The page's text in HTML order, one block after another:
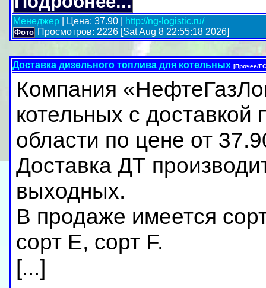
Менеджер | Цена: 37.90 | http://ng-logistic.ru/
Фото Просмотров: 2226 [Sat Aug 8 22:55:18 2026]
Доставка дизельного топлива для котельных [Прочее/
Компания
котельных с
области по цене от
Доставка ДТ
выходных.
В продаже имеется
сорт Е, сорт F.
[...]